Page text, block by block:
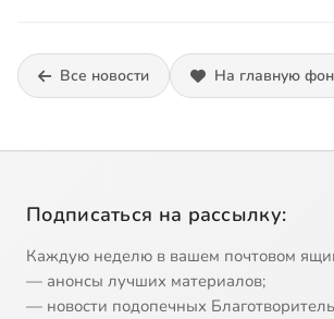
Все новости На главную
Подписаться на рассылку:
Каждую неделю в вашем почтовом
— анонсы лучших материалов;
— новости подопечных